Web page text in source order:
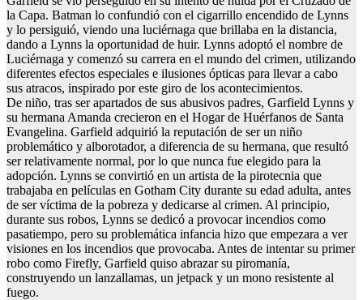
la Capa. Batman lo confundió con el cigarrillo encendido de Lynns
y lo persiguió, viendo una luciérnaga que brillaba en la distancia,
dando a Lynns la oportunidad de huir. Lynns adoptó el nombre de
Luciérnaga y comenzó su carrera en el mundo del crimen, utilizando
diferentes efectos especiales e ilusiones ópticas para llevar a cabo
sus atracos, inspirado por este giro de los acontecimientos.
De niño, tras ser apartados de sus abusivos padres, Garfield Lynns y
su hermana Amanda crecieron en el Hogar de Huérfanos de Santa
Evangelina. Garfield adquirió la reputación de ser un niño
problemático y alborotador, a diferencia de su hermana, que resultó
ser relativamente normal, por lo que nunca fue elegido para la
adopción. Lynns se convirtió en un artista de la pirotecnia que
trabajaba en películas en Gotham City durante su edad adulta, antes
de ser víctima de la pobreza y dedicarse al crimen. Al principio,
durante sus robos, Lynns se dedicó a provocar incendios como
pasatiempo, pero su problemática infancia hizo que empezara a ver
visiones en los incendios que provocaba. Antes de intentar su primer
robo como Firefly, Garfield quiso abrazar su piromanía,
construyendo un lanzallamas, un jetpack y un mono resistente al
fuego.